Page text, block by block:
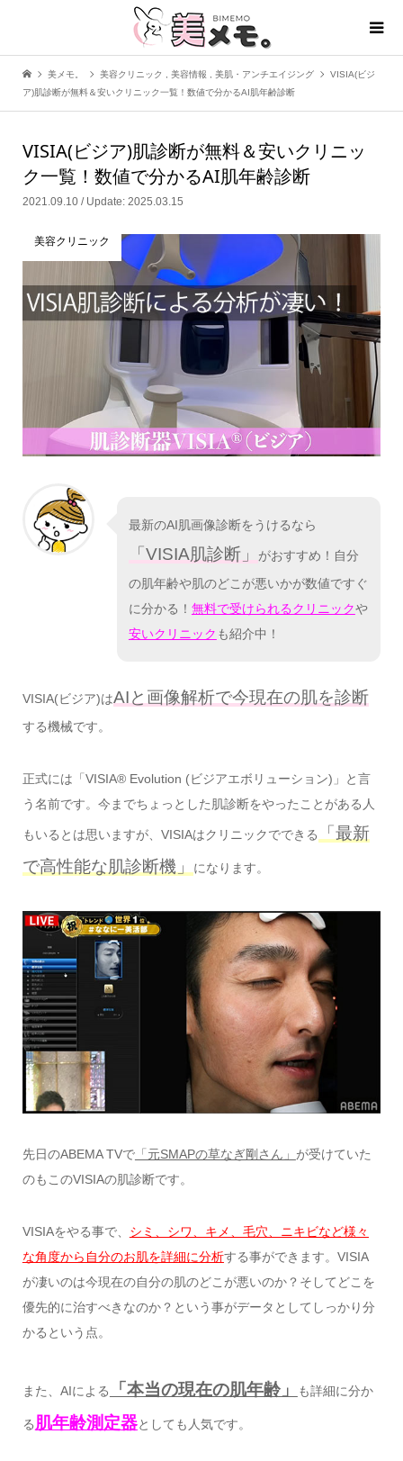
美メモ。 美容クリニック 美容情報 美肌・アンチエイジング
VISIA(ビジ
ア)肌診断が無料＆安いクリニック一覧！数値で分かるAI肌年齢診断
VISIA(ビジア)肌診断が無料＆安いクリニッ
ク一覧！数値で分かるAI肌年齢診断
2021.09.10 / Update: 2025.03.15
美容クリニック
最新のAI肌画像診断をうけるなら
「VISIA肌診断」
がおすすめ！自分
の肌年齢や肌のどこが悪いかが数値ですぐ
に分かる！ 無料で受けられるクリニックや
安いクリニック も紹介中！
VISIA(ビジア)はAIと画像解析で今現在の肌を診断
する機械です。
正式には「VISIA® Evolution (ビジアエボリューション)」と言
う名前です。今までちょっとした肌診断をやったことがある人
もいるとは思いますが、VISIAはクリニックでできる
「最新
で高性能な肌診断機」
になります。
先日のABEMA TVで「元SMAPの草なぎ剛さん」 が受けていた
のもこのVISIAの肌診断です。
VISIAをやる事で、 シミ、シワ、キメ、毛穴、ニキビなど様々
な角度から自分のお肌を詳細に分析する事ができます。VISIA
が凄いのは今現在の自分の肌のどこが悪いのか？そしてどこを
優先的に治すべきなのか？という事がデータとしてしっかり分
かるという点。
また、AIによる 「本当の現在の肌年齢」 も詳細に分か
る 肌年齢測定器としても人気です。